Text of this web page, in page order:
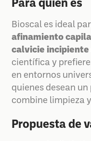
Para quién es
Bioscal es ideal
afinamiento
calvicie incipiente
científica y
en entornos
quienes desean
combine limpieza
Propuesta de